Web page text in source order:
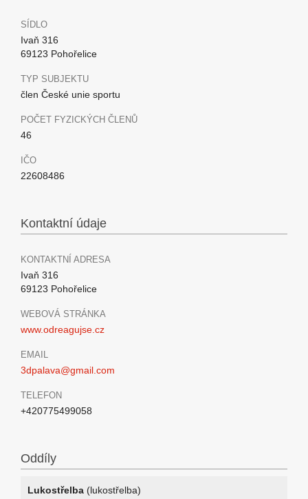
SÍDLO
Ivaň 316
69123 Pohořelice
TYP SUBJEKTU
člen České unie sportu
POČET FYZICKÝCH ČLENŮ
46
IČO
22608486
Kontaktní údaje
KONTAKTNÍ ADRESA
Ivaň 316
69123 Pohořelice
WEBOVÁ STRÁNKA
www.odreagujse.cz
EMAIL
3dpalava@gmail.com
TELEFON
+420775499058
Oddíly
Lukostřelba (lukostřelba)